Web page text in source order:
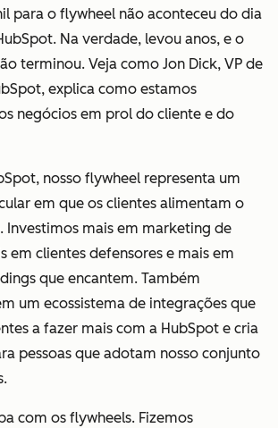
para o flywheel não aconteceu do dia
Na verdade, levou anos, e o
terminou. Veja como Jon Dick, VP de
explica como estamos
negócios em prol do cliente e do
nosso flywheel representa um
em que os clientes alimentam o
Investimos mais em marketing de
em clientes defensores e mais em
que encantem. Também
um ecossistema de integrações que
a fazer mais com a HubSpot e cria
pessoas que adotam nosso conjunto
com os flywheels. Fizemos